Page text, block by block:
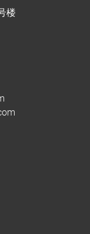
楼